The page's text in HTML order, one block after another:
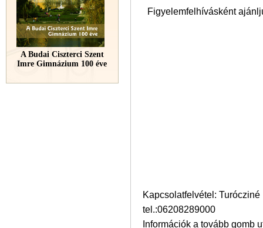
A Budai Ciszterci Szent
Imre Gimnázium 100 éve
Figyelemfelhívásként
Kapcsolatfelvétel:
tel.:06208289000
Információk a tovább gomb